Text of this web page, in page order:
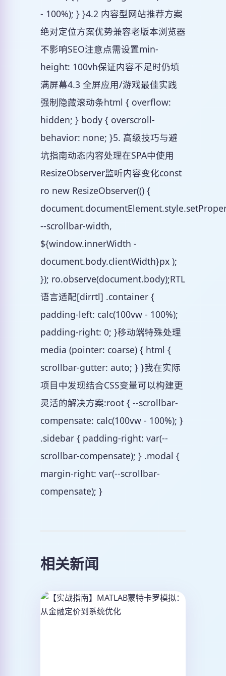
- 100%); } }4.2 内容型网站推荐方案
绝对定位方案优势兼容老版本浏览器
不影响SEO注意点需设置min-
height: 100vh保证内容不足时仍填
满屏幕4.3 全屏应用/游戏最佳实践
强制隐藏滚动条html { overflow:
hidden; } body { overscroll-
behavior: none; }5. 高级技巧与避
坑指南动态内容处理在SPA中使用
ResizeObserver监听内容变化const
ro new ResizeObserver(() {
--scrollbar-width,
${window.innerWidth -
document.body.clientWidth}px );
}); ro.observe(document.body);RTL
语言适配[dirrtl] .container {
padding-left: calc(100vw - 100%);
padding-right: 0; }移动端特殊处理
media (pointer: coarse) { html {
scrollbar-gutter: auto; } }我在实际
项目中发现结合CSS变量可以构建更
灵活的解决方案:root { --scrollbar-
compensate: calc(100vw - 100%); }
.sidebar { padding-right: var(--
scrollbar-compensate); } .modal {
margin-right: var(--scrollbar-
compensate); }
相关新闻